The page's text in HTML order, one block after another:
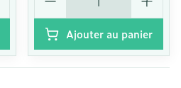
Ajouter au panier